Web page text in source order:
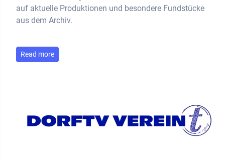
auf aktuelle Produktionen und besondere Fundstücke
aus dem Archiv.
Read more